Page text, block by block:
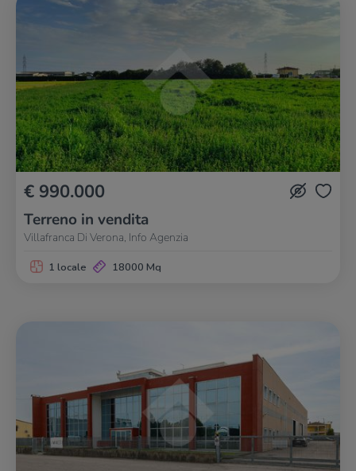
€ 990.000
Terreno in vendita
Villafranca Di Verona, Info Agenzia
1 locale 18000 Mq